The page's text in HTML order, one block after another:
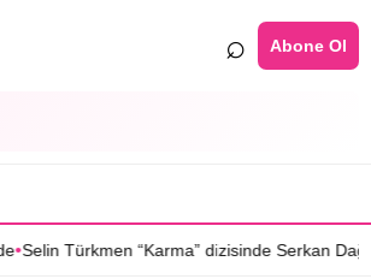
⌕ Abone Ol
•Selin Türkmen “Karma” dizisinde Serkan